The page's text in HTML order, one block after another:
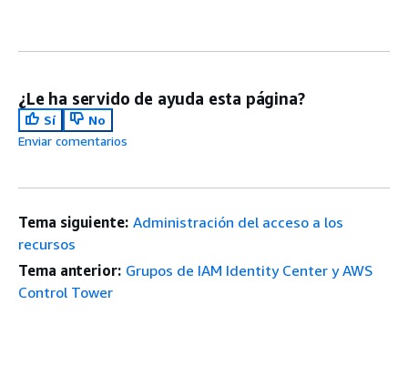
¿Le ha servido de ayuda esta página?
Sí
No
Enviar comentarios
Tema siguiente: Administración del acceso a los
recursos
Tema anterior: Grupos de IAM Identity Center y AWS
Control Tower